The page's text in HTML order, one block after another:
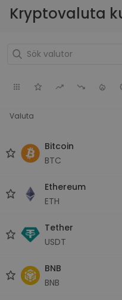
Kryptovaluta
Valuta
Bitcoin
BTC
Ethereum
ETH
Tether
USDT
BNB
BNB